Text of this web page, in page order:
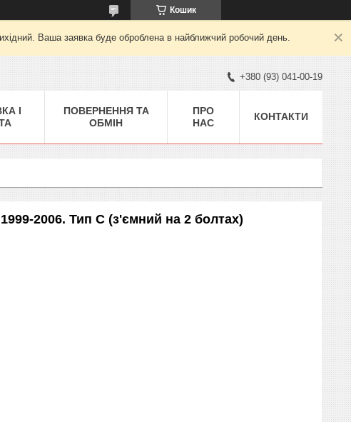
Кошик
Ваша заявка буде оброблена в найближчий робочий день.
+380 (93) 041-00-19
І
ПОВЕРНЕННЯ ТА
ОБМІН
ПРО
НАС
КОНТАКТИ
2006. Тип С (з'ємний на 2 болтах)